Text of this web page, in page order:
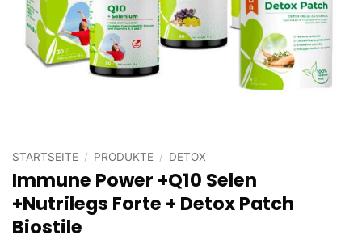
STARTSEITE / PRODUKTE / DETOX
Immune Power +Q10 Selen
+Nutrilegs Forte + Detox Patch
Biostile